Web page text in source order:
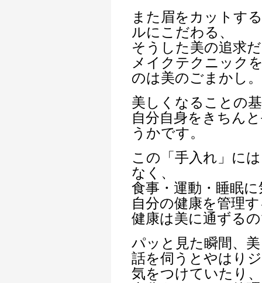
また眉をカットす
ルにこだわる、
そうした美の追求
メイクテクニック
のは美のごまかし。
美しくなることの
自分自身をきちん
うかです。
この「手入れ」に
なく、
食事・運動・睡眠
自分の健康を管理
健康は美に通ずる
パッと見た瞬間、
話を伺うとやはり
気をつけていたり、